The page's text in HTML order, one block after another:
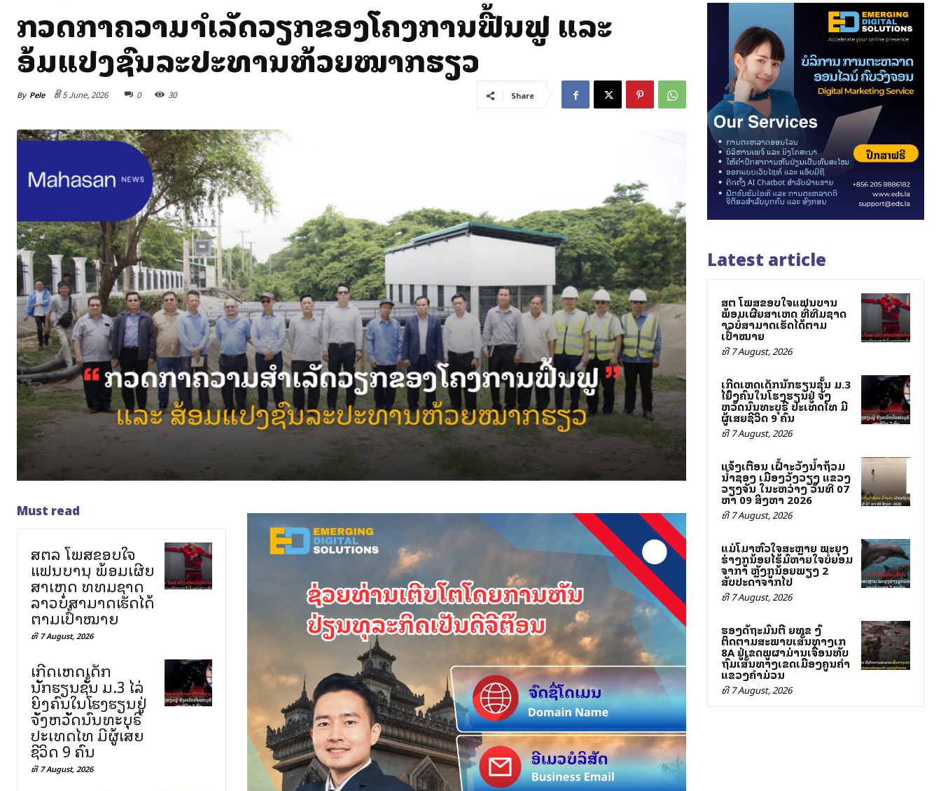
ກວດກາຄວາມສຳເລັດວຽກຂອງໂຄງການຟື້ນຟູ ແລະ
ສ້ອມແປງຊົນລະປະທານຫ້ວຍໝາກຮຽວ
By Pele ທີ 5 June, 2026 0 30 Share
Must read
ສຕລ ໂພສຂອບໃຈ
ແຟນບານ ພ້ອມເຜີຍ
ສາເຫດ ທີ່ທີມຊາດ
ລາວບໍ່ສາມາດເຮັດໄດ້
ຕາມເປົ້າໝາຍ
ທີ 7 August, 2026
ເກີດເຫດເດັກ
ນັກຮຽນຊັ້ນ ມ.3 ໄລ່
ຍິງຄົນໃນໂຮງຮຽນຢູ່
ຈັງຫວັດນົນທະບຸຣີ
ປະເທດໄທ ມີຜູ້ເສຍ
ຊີວິດ 9 ຄົນ
ທີ 7 August, 2026
Latest article
ສຕລ ໂພສຂອບໃຈແຟນບານ
ພ້ອມເຜີຍສາເຫດ ທີ່ທີມຊາດ
ລາວບໍ່ສາມາດເຮັດໄດ້ຕາມ
ເປົ້າໝາຍ
ທີ 7 August, 2026
ເກີດເຫດເດັກນັກຮຽນຊັ້ນ ມ.3
ໄລ່ຍິງຄົນໃນໂຮງຮຽນຢູ່ ຈັງ
ຫວັດນົນທະບຸຣີ ປະເທດໄທ ມີ
ຜູ້ເສຍຊີວິດ 9 ຄົນ
ທີ 7 August, 2026
ແຈ້ງເຕືອນ ເຝົ້າລະວັງນ້ຳຖ້ວມ
ນ້ຳຊອງ ເມືອງວັງວຽງ ແຂວງ
ວຽງຈັນ ໃນລະຫວ່າງ ວັນທີ 07
ຫາ 09 ສິງຫາ 2026
ທີ 7 August, 2026
ແມ່ໂລມາຫົວໃຈສະຫຼາຍ ພະຍຸງ
ຮ່າງລູກນ້ອຍໄຮ້ລົມຫາຍໃຈບໍ່ຍອມ
ຈາກລາ ຫຼັງລູກນ້ອຍພຽງ 2
ສັບປະດາຈາກໄປ
ທີ 7 August, 2026
ຮອງລັດຖະມົນຕີ ຍທຂ ລົງ
ຕິດຕາມສະພາບເສັ້ນທາງເລກ
8A ຢູ່ເຂດພູຜາມ່ານເຈື່ອນທັບ
ຖົມເສັ້ນທາງເຂດເມືອງຄູນຄໍາ
ແຂວງຄໍາມ່ວນ
ທີ 7 August, 2026